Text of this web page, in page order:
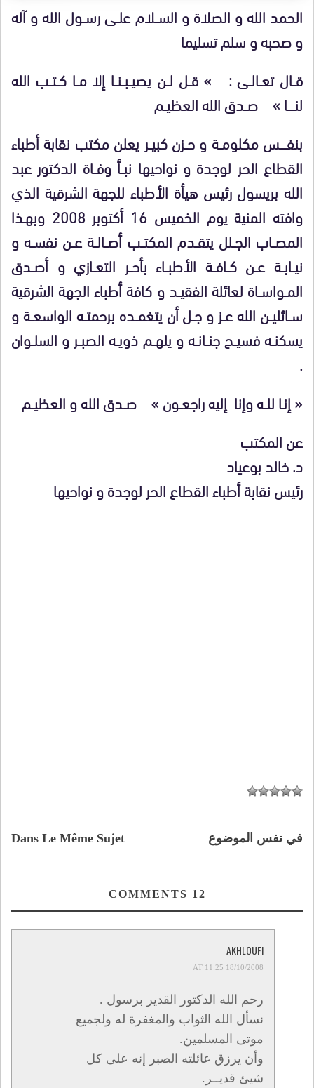
الحمد الله و الصلاة و الســلام علــى رســول الله و آله
و صحبه و سلم تسليما
قــال تعــالــى : » قــل لــن يصيــبــنــا إلا مــا كــتــب الله
لنـــــا » صــدق الله العظيــم
بنفـــــس مكلومــة و حــزن كبيــر يعلن مكتب نقابة أطباء
القطاع الحر لوجدة و نواحيها نبــأ وفــاة الدكتور عبد
الله بريسول رئيس هيأة الأطباء للجهة الشرقية الذي
وافته المنية يوم الخميس 16 أكتوبر 2008 وبهـذا
المصــاب الجــلل يتقــدم المكتــب أصــالــة عــن نفســه و
نيــابــة عــن كــافــة الأطبــاء بأحــر التعــازي و أصــدق
المــواســاة لعائلة الفقيــد و كافة أطباء الجهة الشرقية
ســائليــن الله عــز و جــل أن يتغمــده برحمتــه الواسعــة و
يسكنــه فسيــح جنــانــه و يلهــم ذويــه الصبــر و السلــوان
.
« إنـا للــه وإنا إليه راجعــون » صــدق الله و العظيــم
عن المكتب
د. خالد بوعياد
رئيس نقابة أطباء القطاع الحر لوجدة و نواحيها
Dans Le Même Sujet في نفس الموضوع
12
AKHLOUFI
18/10/2008 AT 11:25
رحم الله الدكتور القدير برسول .
نسأل الله الثواب والمغفرة له ولجميع
موتى المسلمين.
وأن يرزق عائلته الصبر إنه على كل
شيئ قديــر.